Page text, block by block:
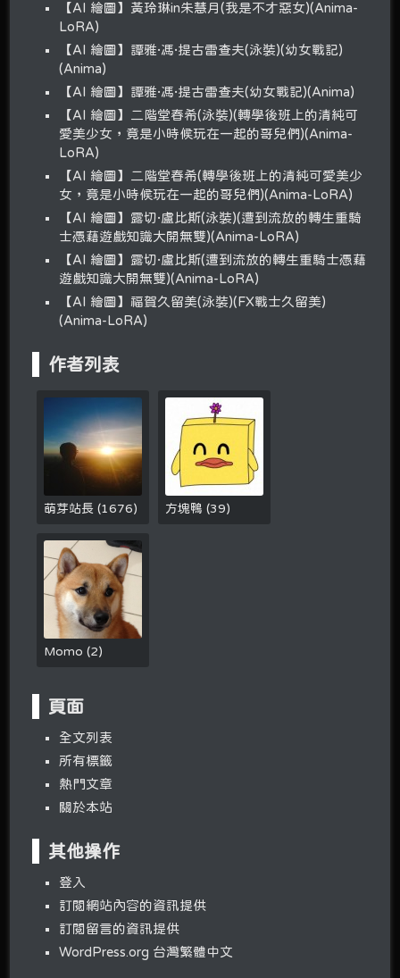
【AI 繪圖】黃玲琳in朱慧月(我是不才惡女)(Anima-
LoRA)
【AI 繪圖】譚雅·馮·提古雷查夫(泳裝)(幼女戰記)
(Anima)
【AI 繪圖】譚雅·馮·提古雷查夫(幼女戰記)(Anima)
【AI 繪圖】二階堂春希(泳裝)(轉學後班上的清純可
愛美少女，竟是小時候玩在一起的哥兒們)(Anima-
LoRA)
【AI 繪圖】二階堂春希(轉學後班上的清純可愛美少
女，竟是小時候玩在一起的哥兒們)(Anima-LoRA)
【AI 繪圖】露切·盧比斯(泳裝)(遭到流放的轉生重騎
士憑藉遊戲知識大開無雙)(Anima-LoRA)
【AI 繪圖】露切·盧比斯(遭到流放的轉生重騎士憑藉
遊戲知識大開無雙)(Anima-LoRA)
【AI 繪圖】福賀久留美(泳裝)(FX戰士久留美)
(Anima-LoRA)
作者列表
萌芽站長(1676) 方塊鴨(39)
Momo(2)
頁面
全文列表
所有標籤
熱門文章
關於本站
其他操作
登入
訂閱網站內容的資訊提供
訂閱留言的資訊提供
WordPress.org 台灣繁體中文